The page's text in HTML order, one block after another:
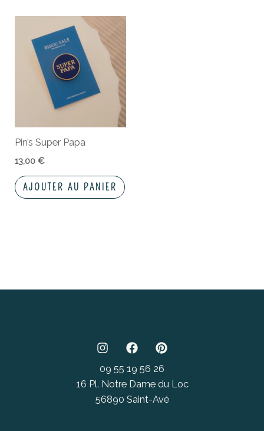
Pin’s Super Papa
13,00€
AJOUTER AU PANIER
09 55 19 56 26
16 Pl. Notre Dame du Loc
56890 Saint-Avé